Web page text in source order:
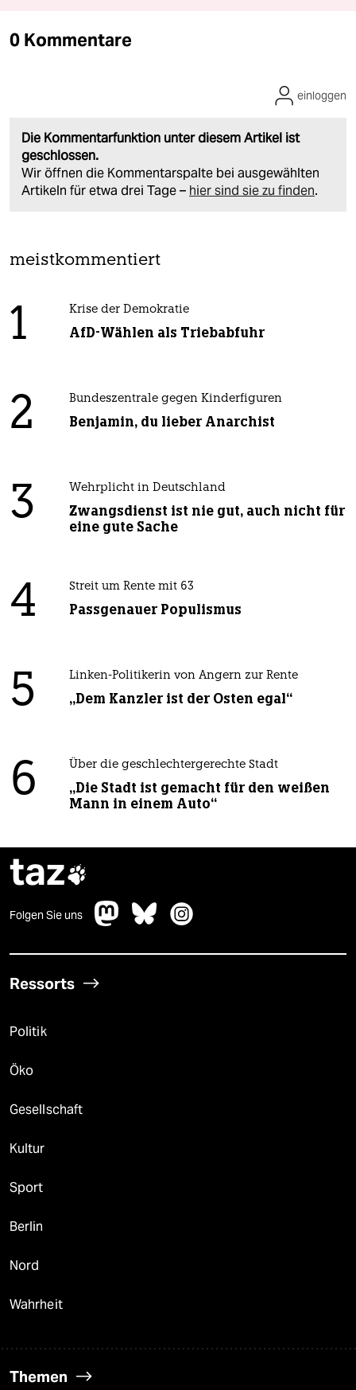
0 Kommentare
Die Kommentarfunktion unter diesem Artikel ist
geschlossen.
Wir öffnen die Kommentarspalte bei ausgewählten
Artikeln für etwa drei Tage – hier sind sie zu finden.
einloggen
meistkommentiert
1 Krise der Demokratie
AfD-Wählen als Triebabfuhr
2 Bundeszentrale gegen Kinderfiguren
Benjamin, du lieber Anarchist
3 Wehrplicht in Deutschland
Zwangsdienst ist nie gut, auch nicht für
eine gute Sache
4 Streit um Rente mit 63
Passgenauer Populismus
5 Linken-Politikerin von Angern zur Rente
„Dem Kanzler ist der Osten egal“
6 Über die geschlechtergerechte Stadt
„Die Stadt ist gemacht für den weißen
Mann in einem Auto“
taz
Folgen Sie uns
Ressorts
Politik
Öko
Gesellschaft
Kultur
Sport
Berlin
Nord
Wahrheit
Themen